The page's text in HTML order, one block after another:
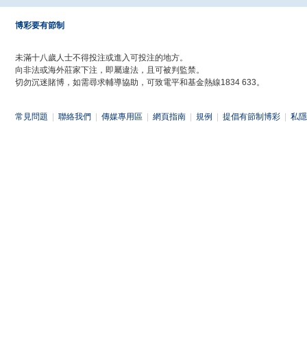
博彩要有節制
未滿十八歲人士不得投注或進入可投注的地方。
向非法或海外莊家下注，即屬違法，且可被判監禁。
切勿沉迷賭博，如需尋求輔導協助，可致電平和基金熱線1834 633。
常見問題 聯絡我們 傳媒專用區 網頁指南 規例 提倡有節制博彩 私